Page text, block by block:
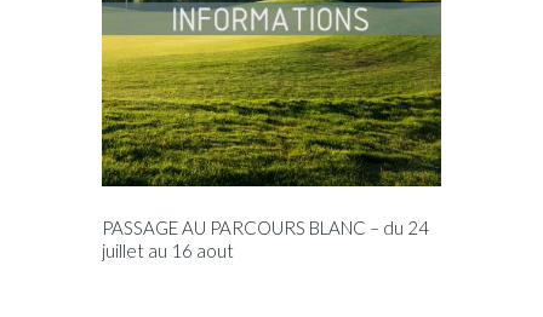
PASSAGE AU PARCOURS BLANC – du 24
juillet au 16 aout